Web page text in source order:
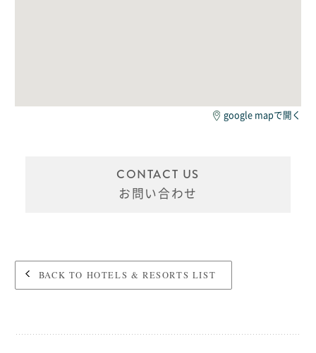
google mapで開く
CONTACT US
お問い合わせ
BACK TO HOTELS & RESORTS LIST